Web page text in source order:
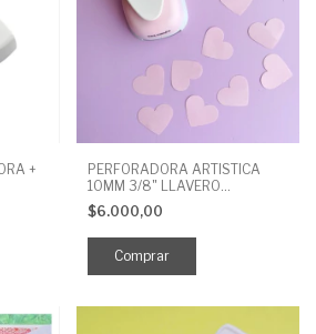
+
PERFORADORA ARTISTICA
10MM 3/8" LLAVERO
CORAZON
$6.000,00